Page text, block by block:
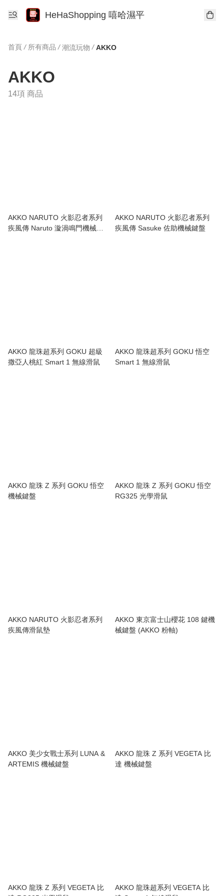
HeHaShopping 嘻哈濕平
首頁 / 所有商品 / 潮流玩物 / AKKO
AKKO
14項 商品
AKKO NARUTO 火影忍者系列
疾風傳 Naruto 漩渦鳴門機械鍵
AKKO NARUTO 火影忍者系列
疾風傳 Sasuke 佐助機械鍵盤
AKKO 龍珠超系列 GOKU 超級
撒亞人桃紅 Smart 1 無線滑鼠
AKKO 龍珠超系列 GOKU 悟空
Smart 1 無線滑鼠
AKKO 龍珠 Z 系列 GOKU 悟空
機械鍵盤
AKKO 龍珠 Z 系列 GOKU 悟空
RG325 光學滑鼠
AKKO NARUTO 火影忍者系列
疾風傳滑鼠墊
AKKO 東京富士山櫻花 108 鍵機
械鍵盤 (AKKO 粉軸)
AKKO 美少女戰士系列 LUNA &
ARTEMIS 機械鍵盤
AKKO 龍珠 Z 系列 VEGETA 比
達 機械鍵盤
AKKO 龍珠 Z 系列 VEGETA 比
AKKO 龍珠超系列 VEGETA 比